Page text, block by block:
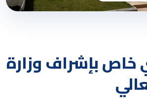
خاص بإشراف وزارة